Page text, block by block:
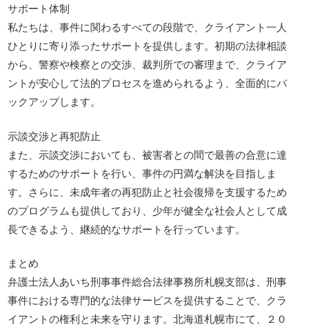
サポート体制
私たちは、事件に関わるすべての段階で、クライアント一人
ひとりに寄り添ったサポートを提供します。初期の法律相談
から、警察や検察との交渉、裁判所での審理まで、クライア
ントが安心して法的プロセスを進められるよう、全面的にバ
ックアップします。
示談交渉と再犯防止
また、示談交渉においても、被害者との間で最善の合意に達
するためのサポートを行い、事件の円満な解決を目指しま
す。さらに、未成年者の再犯防止と社会復帰を支援するため
のプログラムも提供しており、少年が健全な社会人として成
長できるよう、継続的なサポートを行っています。
まとめ
弁護士法人あいち刑事事件総合法律事務所札幌支部は、刑事
事件における専門的な法律サービスを提供することで、クラ
イアントの権利と未来を守ります。北海道札幌市にて、２０